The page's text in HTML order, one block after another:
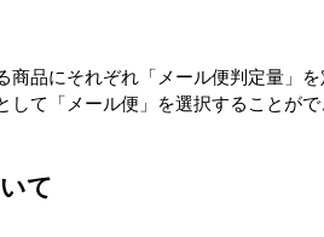
商品にそれぞれ「メール便判定量」
して「メール便」を選択することが
て